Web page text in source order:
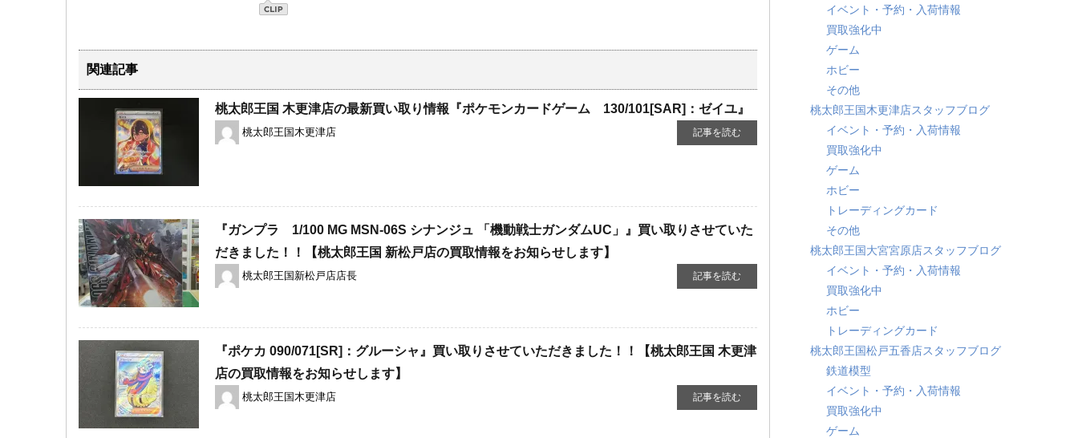
関連記事
桃太郎王国 木更津店の最新買い取り情報『ポケモンカードゲーム 130/101[SAR]：ゼイユ』
桃太郎王国木更津店 記事を読む
『ガンプラ 1/100 ​MG ​MSN-06S ​シナンジュ ​「機動戦士ガンダムUC」』買い取りさせていた
だきました！！【桃太郎王国 新松戸店の買取情報をお知らせします】
桃太郎王国新松戸店店長 記事を読む
『ポケカ 090/071[SR]：グルーシャ』買い取りさせていただきました！！【桃太郎王国 木更津
店の買取情報をお知らせします】
桃太郎王国木更津店 記事を読む
イベント・予約・入荷情報
買取強化中
ゲーム
ホビー
その他
桃太郎王国木更津店スタッフブログ
イベント・予約・入荷情報
買取強化中
ゲーム
ホビー
トレーディングカード
その他
桃太郎王国大宮宮原店スタッフブログ
イベント・予約・入荷情報
買取強化中
ホビー
トレーディングカード
桃太郎王国松戸五香店スタッフブログ
鉄道模型
イベント・予約・入荷情報
買取強化中
ゲーム